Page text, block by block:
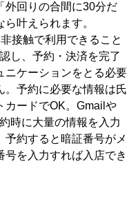
外回りの合間に30分だ
叶えられます。
接触で利用できること
し、予約・決済を完了
ニケーションをとる必要
。予約に必要な情報は氏
カードでOK。Gmailや
時に大量の情報を入力
約すると暗証番号がメ
を入力すれば入店でき